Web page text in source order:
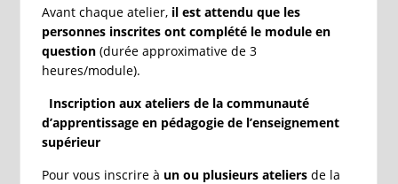
Avant chaque atelier, il est attendu que les
personnes inscrites ont complété le module en
question(durée approximative de 3
heures/module).
Inscription aux ateliers de la communauté
d’apprentissage en pédagogie de l’enseignement
supérieur
Pour vous inscrire à un ou plusieurs ateliersde la